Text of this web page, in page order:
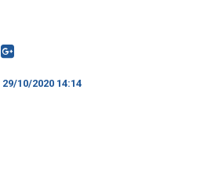
29/10/2020 14:14